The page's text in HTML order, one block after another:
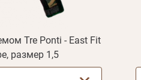
Tre Ponti - East Fit
размер 1,5